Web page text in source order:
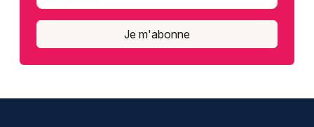
Je m'abonne